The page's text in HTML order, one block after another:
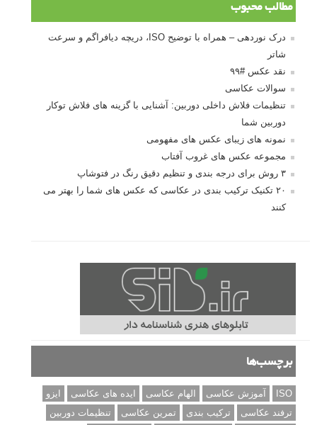
مطالب محبوب
درک نوردهی – همراه با توضیح ISO، دریچه دیافراگم و سرعت
شاتر
نقد عکس #۹۹
سوالات عکاسی
تنظیمات فلاش داخلی دوربین: آشنایی با گزینه های فلاش توکار
دوربین شما
نمونه های زیبای عکس های مفهومی
مجموعه عکس های غروب آفتاب
۳ روش برای درجه بندی و تنظیم دقیق رنگ در فتوشاپ
۲۰ تکنیک ترکیب بندی در عکاسی که عکس های شما را بهتر می
کنند
برچسب‌ها
ISO آموزش عکاسی الهام عکاسی ایده های عکاسی
ایزو
ترفند عکاسی
ترکیب بندی تمرین عکاسی
تنظیمات دوربین